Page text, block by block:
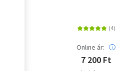
Online ár:
7 200 Ft